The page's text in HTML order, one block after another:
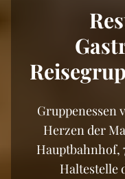
Gruppenessen
Herzen der
Hauptbahnhof,
Haltestelle